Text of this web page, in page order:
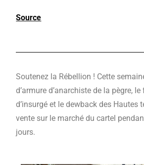
Source
Soutenez la Rébellion ! Cette
d’armure d’anarchiste de la pègre,
d’insurgé et le dewback des Hautes
vente sur le marché du cartel
jours.